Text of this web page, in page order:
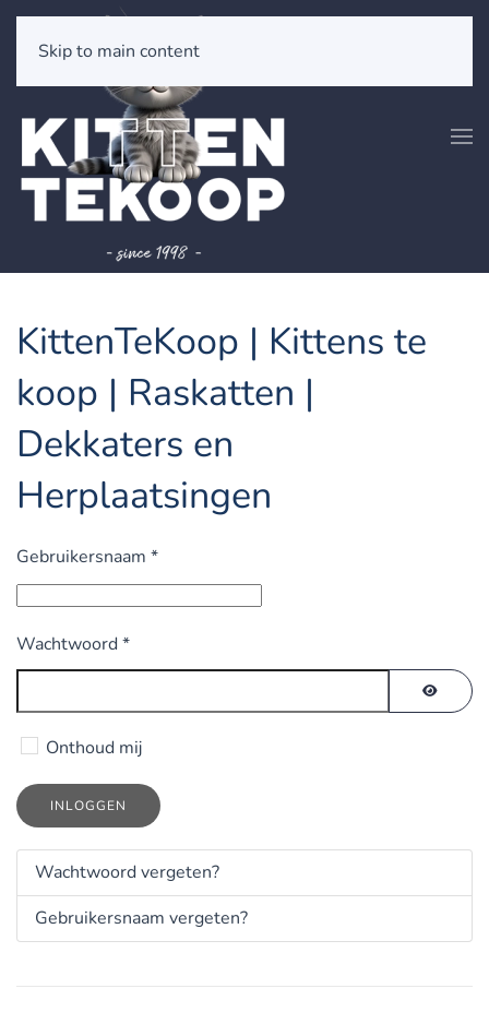
Skip to main content
KittenTeKoop | Kittens te
koop | Raskatten |
Dekkaters en
Herplaatsingen
Gebruikersnaam *
Wachtwoord *
Onthoud mij
INLOGGEN
Wachtwoord vergeten?
Gebruikersnaam vergeten?